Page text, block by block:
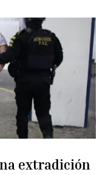
extradición